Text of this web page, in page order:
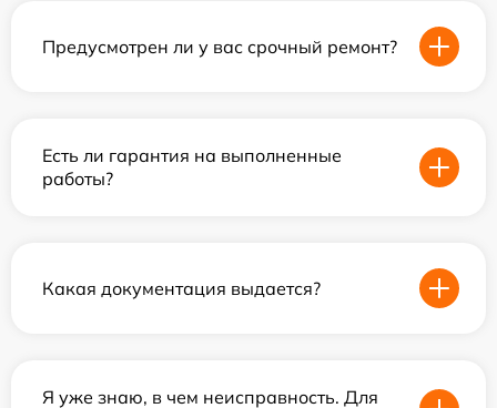
Предусмотрен ли у вас срочный ремонт?
Есть ли гарантия на выполненные
работы?
Какая документация выдается?
Я уже знаю, в чем неисправность. Для